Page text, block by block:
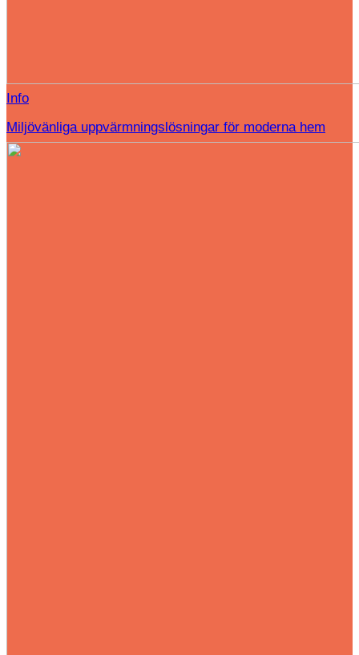
Info
Miljövänliga uppvärmningslösningar för moderna hem